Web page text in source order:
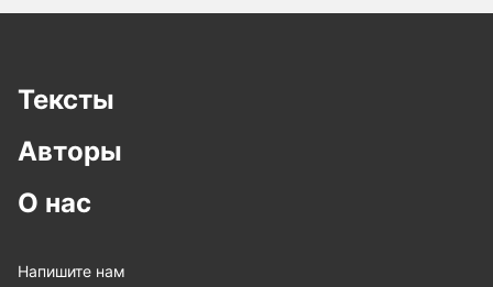
Тексты
Авторы
О нас
Напишите нам